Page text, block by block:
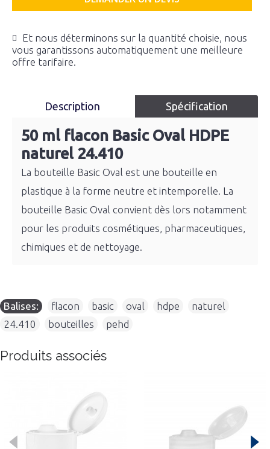
Et nous déterminons sur la quantité choisie, nous
vous garantissons automatiquement une meilleure
offre tarifaire.
Description Spécification
50 ml flacon Basic Oval HDPE
naturel 24.410
La bouteille Basic Oval est une bouteille en
plastique à la forme neutre et intemporelle. La
bouteille Basic Oval convient dès lors notamment
pour les produits cosmétiques, pharmaceutiques,
chimiques et de nettoyage.
Balises: flacon basic oval hdpe naturel
24.410
bouteilles pehd
Produits associés